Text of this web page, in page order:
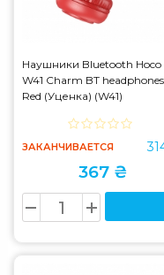
Наушники Bluetooth Hoco
W41 Charm BT headphones
Red (Уценка) (W41)
ЗАКАНЧИВАЕТСЯ
367 ₴